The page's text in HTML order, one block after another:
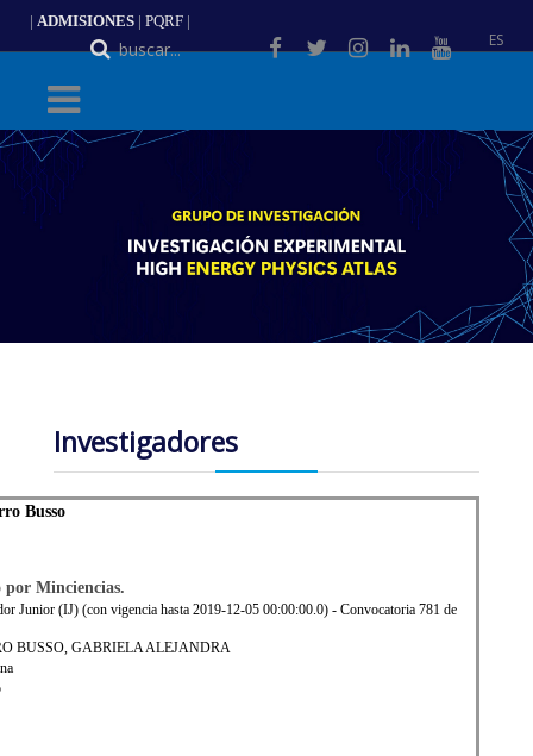
| ADMISIONES | PQRF |
ES
Investigadores
Busso
por Minciencias.
Junior (IJ) (con vigencia hasta 2019-12-05 00:00:00.0) - Convocatoria 781 de
BUSSO, GABRIELA ALEJANDRA